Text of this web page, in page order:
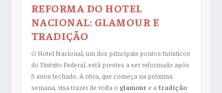
REFORMA DO HOTEL
NACIONAL: GLAMOUR E
TRADIÇÃO
O Hotel Nacional, um dos principais pontos turísticos
do Distrito Federal, está prestes a ser reformado após
5 anos fechado. A obra, que começa na próxima
semana, visa trazer de volta o glamour e a tradição